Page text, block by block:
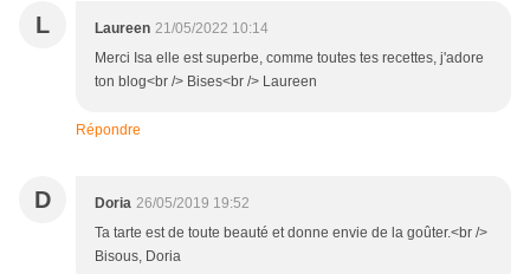
L Laureen 21/05/2022 10:14
Merci Isa elle est superbe, comme toutes tes recettes, j'adore
ton blog<br /> Bises<br /> Laureen
Répondre
D Doria 26/05/2019 19:52
Ta tarte est de toute beauté et donne envie de la goûter.<br />
Bisous, Doria